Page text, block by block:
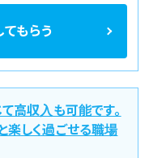
もらう
高収入も可能です。
楽しく過ごせる職場